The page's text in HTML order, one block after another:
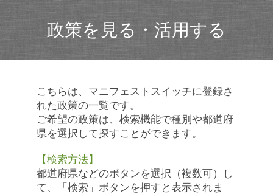
政策を見る・活用する
こちらは、マニフェストスイッチに登録さ
れた政策の一覧です。
ご希望の政策は、検索機能で種別や都道府
県を選択して探すことができます。
【検索方法】
都道府県などのボタンを選択（複数可）し
て、「検索」ボタンを押すと表示されま